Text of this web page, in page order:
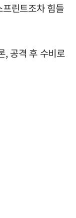
린트조차 힘들
, 공격 후 수비로